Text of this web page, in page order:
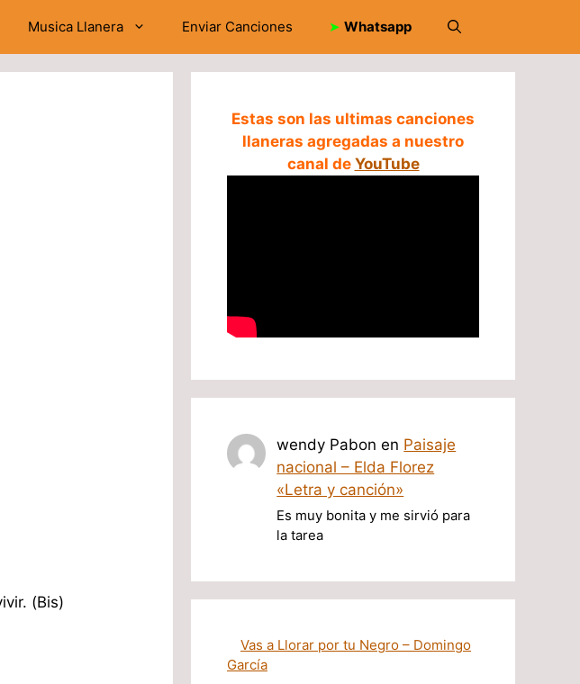
Musica Llanera Enviar Canciones ➤ Whatsapp
(Bis)
Estas son las ultimas canciones
llaneras agregadas a nuestro
canal de YouTube
wendy Pabon en Paisaje
nacional – Elda Florez
«Letra y canción»
Es muy bonita y me sirvió para
la tarea
Vas a Llorar por tu Negro – Domingo
García